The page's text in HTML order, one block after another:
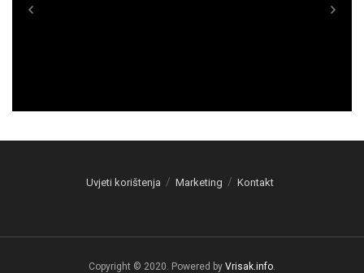
Uvjeti korištenja Marketing Kontakt
Copyright © 2020. Powered by Vrisak.info.